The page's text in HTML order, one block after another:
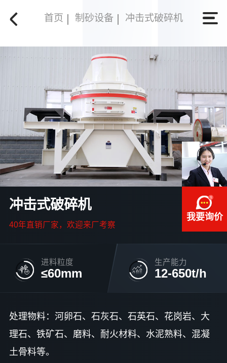
首页 制砂设备 冲击式破碎机
我要询价
冲击式破碎机
40年直销厂家，欢迎来厂考察
进料粒度
≤60mm
生产能力
12-650t/h
处理物料：河卵石、石灰石、石英石、花岗岩、大
理石、铁矿石、磨料、耐火材料、水泥熟料、混凝
土骨料等。